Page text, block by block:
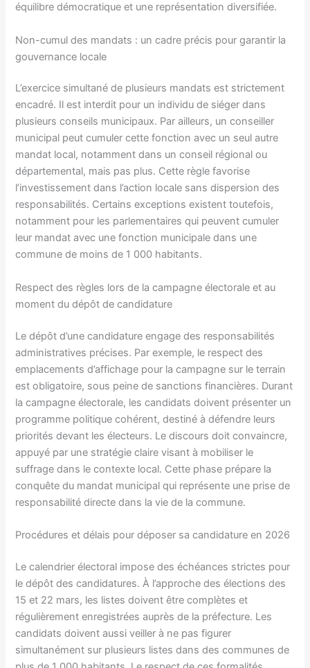
équilibre démocratique et une représentation diversifiée.
Non-cumul des mandats : un cadre précis pour garantir la
gouvernance locale
L’exercice simultané de plusieurs mandats est strictement
encadré. Il est interdit pour un individu de siéger dans
plusieurs conseils municipaux. Par ailleurs, un conseiller
municipal peut cumuler cette fonction avec un seul autre
mandat local, notamment dans un conseil régional ou
départemental, mais pas plus. Cette règle favorise
l’investissement dans l’action locale sans dispersion des
responsabilités. Certains exceptions existent toutefois,
notamment pour les parlementaires qui peuvent cumuler
leur mandat avec une fonction municipale dans une
commune de moins de 1 000 habitants.
Respect des règles lors de la campagne électorale et au
moment du dépôt de candidature
Le dépôt d’une candidature engage des responsabilités
administratives précises. Par exemple, le respect des
emplacements d’affichage pour la campagne sur le terrain
est obligatoire, sous peine de sanctions financières. Durant
la campagne électorale, les candidats doivent présenter un
programme politique cohérent, destiné à défendre leurs
priorités devant les électeurs. Le discours doit convaincre,
appuyé par une stratégie claire visant à mobiliser le
suffrage dans le contexte local. Cette phase prépare la
conquête du mandat municipal qui représente une prise de
responsabilité directe dans la vie de la commune.
Procédures et délais pour déposer sa candidature en 2026
Le calendrier électoral impose des échéances strictes pour
le dépôt des candidatures. À l’approche des élections des
15 et 22 mars, les listes doivent être complètes et
régulièrement enregistrées auprès de la préfecture. Les
candidats doivent aussi veiller à ne pas figurer
simultanément sur plusieurs listes dans des communes de